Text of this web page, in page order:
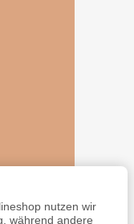
nutzen wir
während andere